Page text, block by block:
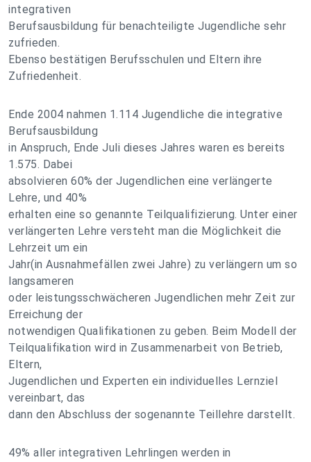
integrativen
Berufsausbildung für benachteiligte Jugendliche sehr
zufrieden.
Ebenso bestätigen Berufsschulen und Eltern ihre
Zufriedenheit.
Ende 2004 nahmen 1.114 Jugendliche die integrative
Berufsausbildung
in Anspruch, Ende Juli dieses Jahres waren es bereits
1.575. Dabei
absolvieren 60% der Jugendlichen eine verlängerte
Lehre, und 40%
erhalten eine so genannte Teilqualifizierung. Unter einer
verlängerten Lehre versteht man die Möglichkeit die
Lehrzeit um ein
Jahr(in Ausnahmefällen zwei Jahre) zu verlängern um so
langsameren
oder leistungsschwächeren Jugendlichen mehr Zeit zur
Erreichung der
notwendigen Qualifikationen zu geben. Beim Modell der
Teilqualifikation wird in Zusammenarbeit von Betrieb,
Eltern,
Jugendlichen und Experten ein individuelles Lernziel
vereinbart, das
dann den Abschluss der sogenannte Teillehre darstellt.
49% aller integrativen Lehrlingen werden in